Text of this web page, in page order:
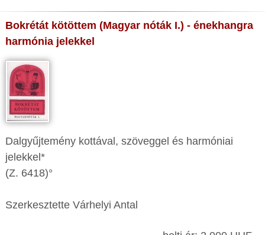
Bokrétát kötöttem (Magyar nóták I.) - énekhangra
harmónia jelekkel
Dalgyűjtemény kottával, szöveggel és harmóniai
jelekkel*
(Z. 6418)°
Szerkesztette Várhelyi Antal